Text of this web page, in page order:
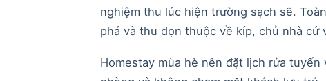
nghiệm thu lúc hiện trường sạch sẽ.
phá và thu dọn thuộc về kíp, chủ nhà cứ
Homestay mùa hè nên đặt lịch rửa